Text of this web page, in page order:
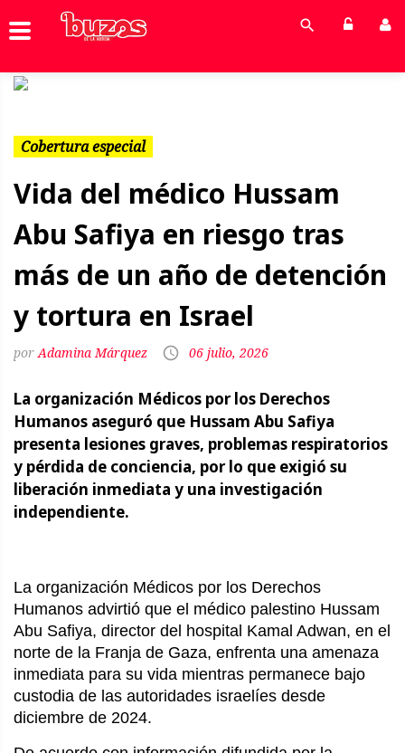
Cobertura especial
Vida del médico Hussam
Abu Safiya en riesgo tras
más de un año de detención
y tortura en Israel
Adamina Márquez 06 julio, 2026
La organización Médicos por los Derechos
Humanos aseguró que Hussam Abu Safiya
presenta lesiones graves, problemas respiratorios
y pérdida de conciencia, por lo que exigió su
liberación inmediata y una investigación
independiente.
La organización Médicos por los Derechos
Humanos advirtió que el médico palestino Hussam
Abu Safiya, director del hospital Kamal Adwan, en el
norte de la Franja de Gaza, enfrenta una amenaza
inmediata para su vida mientras permanece bajo
custodia de las autoridades israelíes desde
diciembre de 2024.